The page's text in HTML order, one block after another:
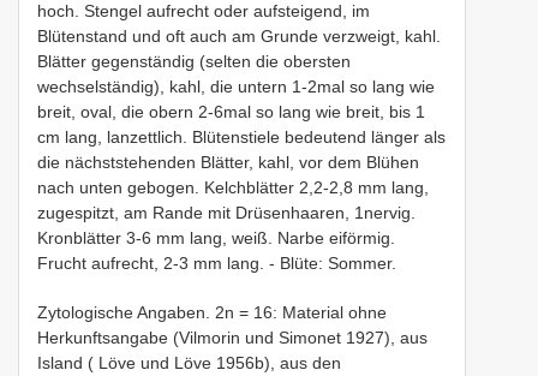
hoch. Stengel aufrecht oder aufsteigend, im
Blütenstand und oft auch am Grunde verzweigt, kahl.
Blätter gegenständig (selten die obersten
wechselständig), kahl, die untern 1-2mal so lang wie
breit, oval, die obern 2-6mal so lang wie breit, bis 1
cm lang, lanzettlich. Blütenstiele bedeutend länger als
die nächststehenden Blätter, kahl, vor dem Blühen
nach unten gebogen. Kelchblätter 2,2-2,8 mm lang,
zugespitzt, am Rande mit Drüsenhaaren, 1nervig.
Kronblätter 3-6 mm lang, weiß. Narbe eiförmig.
Frucht aufrecht, 2-3 mm lang. - Blüte: Sommer.
Zytologische Angaben. 2n = 16: Material ohne
Herkunftsangabe (Vilmorin und Simonet 1927), aus
Island ( Löve und Löve 1956b), aus den